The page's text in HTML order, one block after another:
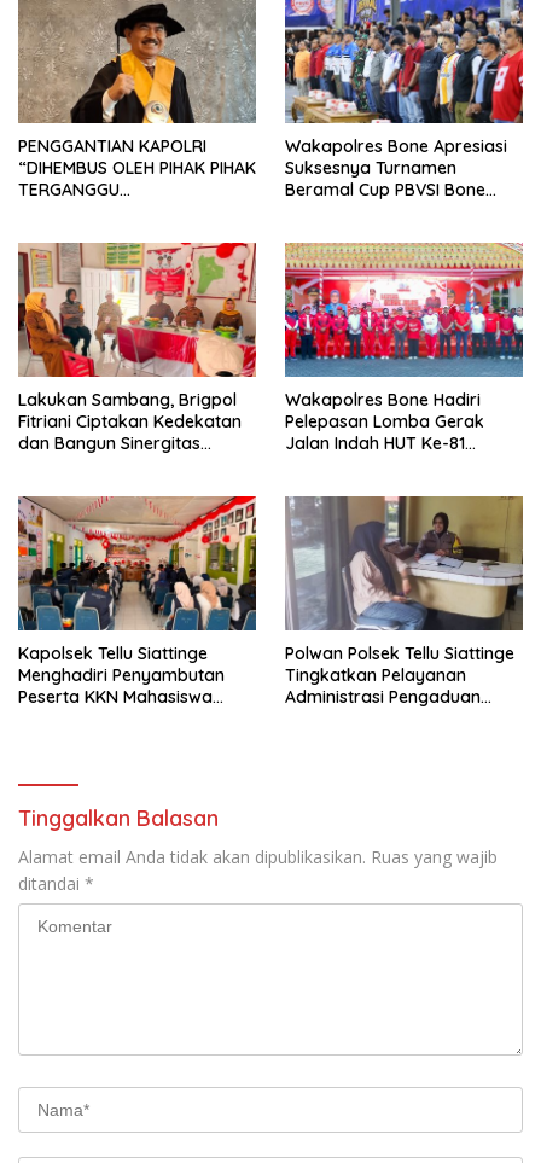
PENGGANTIAN KAPOLRI
“DIHEMBUS OLEH PIHAK PIHAK
TERGANGGU
Wakapolres Bone Apresiasi
Suksesnya Turnamen
Beramal Cup PBVSI Bone
Lakukan Sambang, Brigpol
Fitriani Ciptakan Kedekatan
dan Bangun Sinergitas
Wakapolres Bone Hadiri
Pelepasan Lomba Gerak
Jalan Indah HUT Ke-81
Kapolsek Tellu Siattinge
Menghadiri Penyambutan
Peserta KKN Mahasiswa
Polwan Polsek Tellu Siattinge
Tingkatkan Pelayanan
Administrasi Pengaduan
Tinggalkan Balasan
Alamat email Anda tidak akan dipublikasikan. Ruas yang wajib
ditandai *